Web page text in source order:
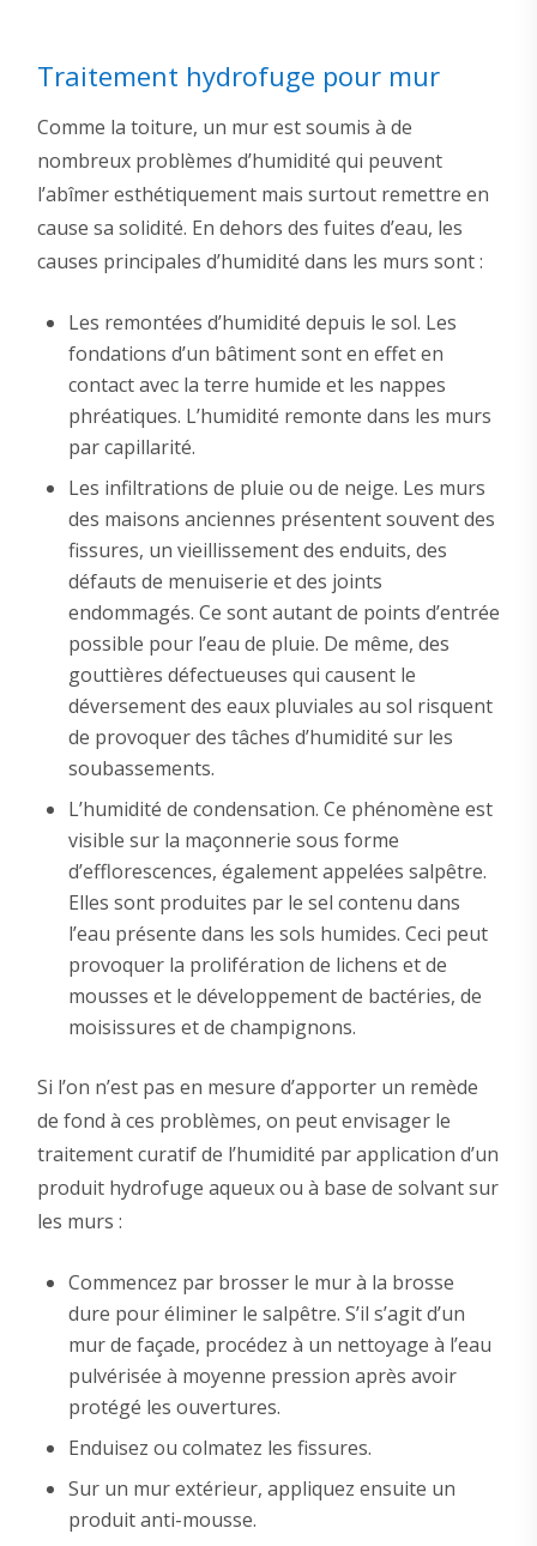
Traitement hydrofuge pour mur
Comme la toiture, un mur est soumis à de
nombreux problèmes d’humidité qui peuvent
l’abîmer esthétiquement mais surtout remettre en
cause sa solidité. En dehors des fuites d’eau, les
causes principales d’humidité dans les murs sont :
Les remontées d’humidité depuis le sol. Les
fondations d’un bâtiment sont en effet en
contact avec la terre humide et les nappes
phréatiques. L’humidité remonte dans les murs
par capillarité.
Les infiltrations de pluie ou de neige. Les murs
des maisons anciennes présentent souvent des
fissures, un vieillissement des enduits, des
défauts de menuiserie et des joints
endommagés. Ce sont autant de points d’entrée
possible pour l’eau de pluie. De même, des
gouttières défectueuses qui causent le
déversement des eaux pluviales au sol risquent
de provoquer des tâches d’humidité sur les
soubassements.
L’humidité de condensation. Ce phénomène est
visible sur la maçonnerie sous forme
d’efflorescences, également appelées salpêtre.
Elles sont produites par le sel contenu dans
l’eau présente dans les sols humides. Ceci peut
provoquer la prolifération de lichens et de
mousses et le développement de bactéries, de
moisissures et de champignons.
Si l’on n’est pas en mesure d’apporter un remède
de fond à ces problèmes, on peut envisager le
traitement curatif de l’humidité par application d’un
produit hydrofuge aqueux ou à base de solvant sur
les murs :
Commencez par brosser le mur à la brosse
dure pour éliminer le salpêtre. S’il s’agit d’un
mur de façade, procédez à un nettoyage à l’eau
pulvérisée à moyenne pression après avoir
protégé les ouvertures.
Enduisez ou colmatez les fissures.
Sur un mur extérieur, appliquez ensuite un
produit anti-mousse.